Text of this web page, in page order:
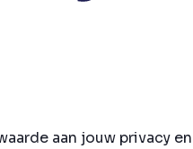
aan jouw privacy en